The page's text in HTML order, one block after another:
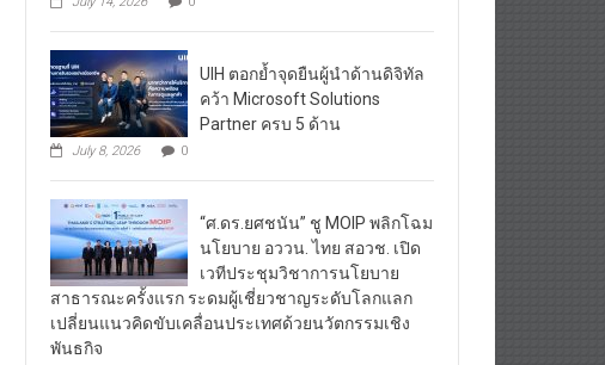
UIH ตอกย้ำจุดยืนผู้นำด้านดิจิทัล
คว้า Microsoft Solutions
Partner ครบ 5 ด้าน
July 8, 2026 0
“ศ.ดร.ยศชนัน” ชู MOIP พลิกโฉม
นโยบาย อววน. ไทย สอวช. เปิด
เวทีประชุมวิชาการนโยบาย
สาธารณะครั้งแรก ระดมผู้เชี่ยวชาญระดับโลกแลก
เปลี่ยนแนวคิดขับเคลื่อนประเทศด้วยนวัตกรรมเชิง
พันธกิจ